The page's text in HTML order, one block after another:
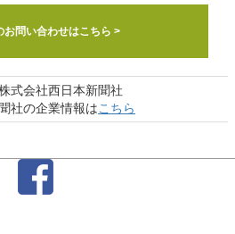
お問い合わせはこちら >
式会社西日本新聞社
社の企業情報はこちら